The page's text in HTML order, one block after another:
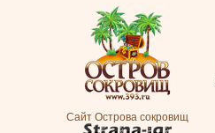
Сайт Острова сокровищ